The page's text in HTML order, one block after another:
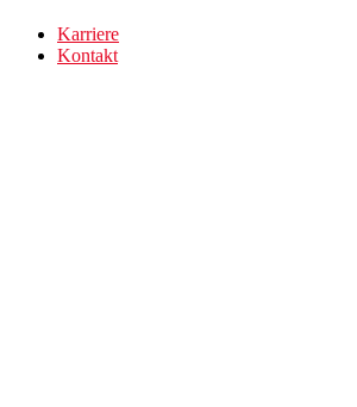
Karriere
Kontakt